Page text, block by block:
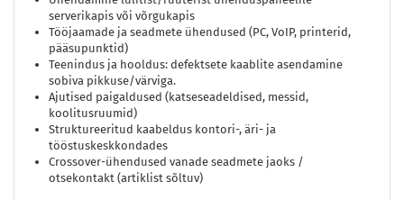
serverikapis või võrgukapis
Tööjaamade ja seadmete ühendused (PC, VoIP, printerid,
pääsupunktid)
Teenindus ja hooldus: defektsete kaablite asendamine
sobiva pikkuse/värviga.
Ajutised paigaldused (katseseadeldised, messid,
koolitusruumid)
Struktureeritud kaabeldus kontori-, äri- ja
tööstuskeskkondades
Crossover-ühendused vanade seadmete jaoks /
otsekontakt (artiklist sõltuv)